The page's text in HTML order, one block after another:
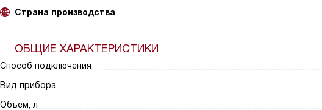
Страна производства
ОБЩИЕ ХАРАКТЕРИСТИКИ
Способ подключения
Вид прибора
Объем, л